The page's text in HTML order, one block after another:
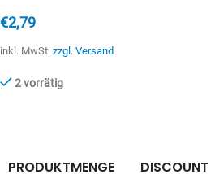
€2,79
inkl. MwSt. zzgl. Versand
2 vorrätig
PRODUKTMENGE DISCOUNT